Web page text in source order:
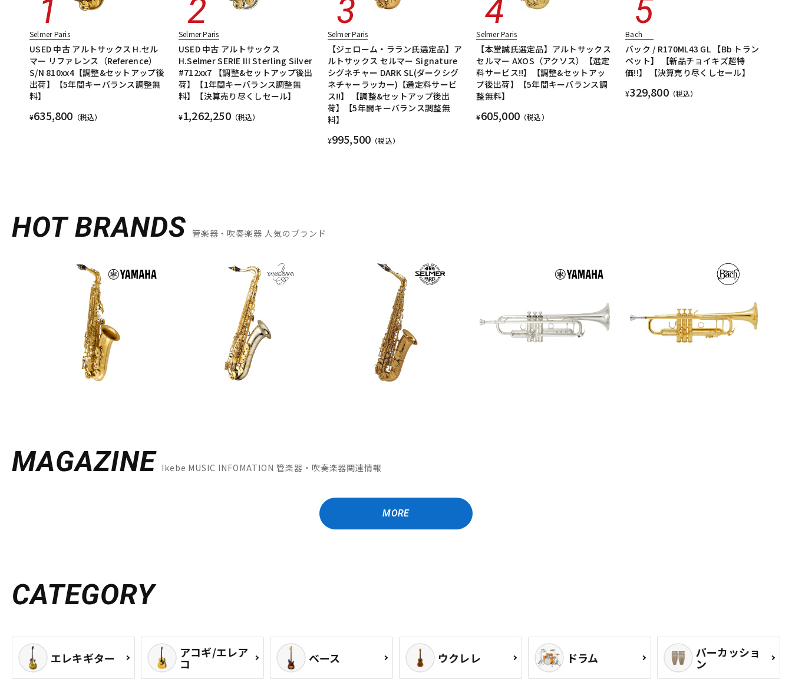
Selmer Paris
USED 中古 アルトサックス H.セル
マー リファレンス（Reference）
S/N 810xx4【調整&セットアップ後
出荷】【5年間キーバランス調整無
料】
¥635,800 （税込）
Selmer Paris
USED 中古 アルトサックス
H.Selmer SERIE III Sterling Silver
#712xx7 【調整&セットアップ後出
荷】【1年間キーバランス調整無
料】【決算売り尽くしセール】
¥1,262,250（税込）
Selmer Paris
【ジェローム・ララン氏選定品】ア
ルトサックス セルマー Signature
シグネチャー DARK SL(ダークシグ
ネチャーラッカー)【選定料サービ
ス!!】 【調整&セットアップ後出
荷】【5年間キーバランス調整無
料】
¥995,500 （税込）
Selmer Paris
【本堂誠氏選定品】アルトサックス
セルマー AXOS（アクソス）【選定
料サービス!!】【調整&セットアッ
プ後出荷】【5年間キーバランス調
整無料】
¥605,000 （税込）
Bach
バック / R170ML43 GL 【Bb トラン
ペット】 【新品チョイキズ超特
価!!】 【決算売り尽くしセール】
¥329,800（税込）
HOT BRANDS 管楽器・吹奏楽器 人気のブランド
MAGAZINE Ikebe MUSIC INFOMATION 管楽器・吹奏楽器関連情報
MORE
CATEGORY
エレキギター アコギ/エレア
コ ベース ウクレレ ドラム パーカッショ
ン